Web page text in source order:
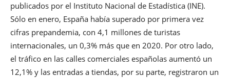
publicados por el Instituto Nacional de Estadística (INE).
Sólo en enero, España había superado por primera vez
cifras prepandemia, con 4,1 millones de turistas
internacionales, un 0,3% más que en 2020. Por otro lado,
el tráfico en las calles comerciales españolas aumentó un
12,1% y las entradas a tiendas, por su parte, registraron un